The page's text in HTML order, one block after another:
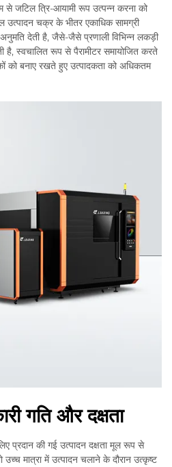
से जटिल त्रि-आयामी रूप उत्पन्न करना को
उत्पादन चक्र के भीतर एकाधिक सामग्री
देती है, जैसे-जैसे प्रणाली विभिन्न लकड़ी
है, स्वचालित रूप से पैरामीटर समायोजित करते
को बनाए रखते हुए उत्पादकता को अधिकतम
गति और दक्षता
प्रदान की गई उत्पादन दक्षता मूल रूप से
उच्च मात्रा में उत्पादन चलाने के दौरान उत्कृष्ट